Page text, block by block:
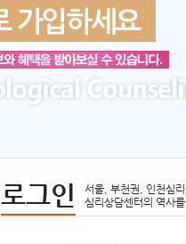
로그인
서울, 부천권, 인천심
심리상담센터의 역사